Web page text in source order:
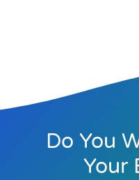
Do You
Your